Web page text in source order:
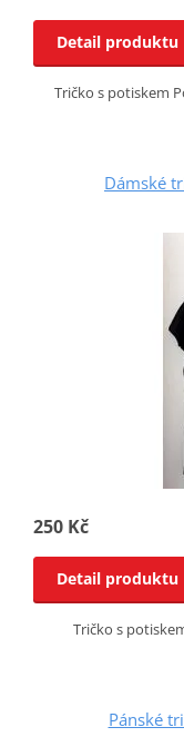
Detail produktu
Tričko s potiskem
Dámské
250 Kč
Detail produktu
Tričko s
Pánské